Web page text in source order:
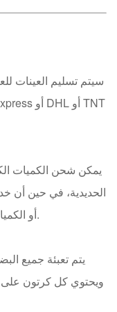
يمكن شحن الكميات
الحديدية، في حين أن
أو الكميات الصغيرة التي تحتاج إلى تسليم سريع.
يتم تعبئة جميع
ويحتوي كل كرتون